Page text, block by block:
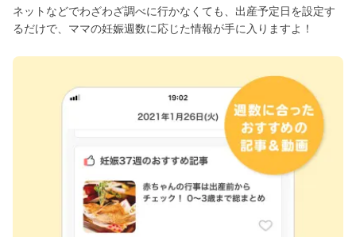
ネットなどでわざわざ調べに行かなくても、出産予定日を設定す
るだけで、ママの妊娠週数に応じた情報が手に入りますよ！